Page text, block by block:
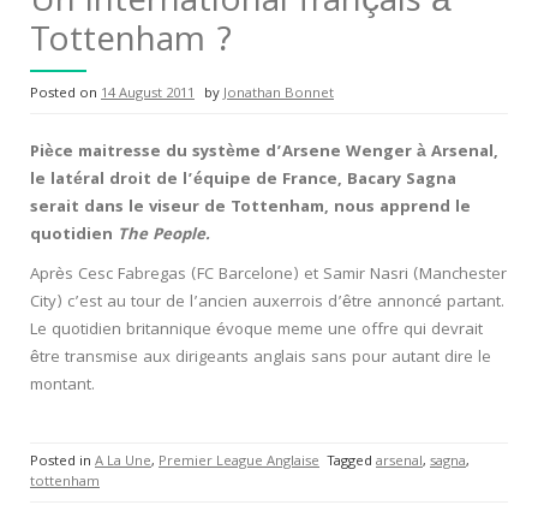
Tottenham ?
Posted on 14 August 2011 byJonathan Bonnet
Pièce maitresse du système d’Arsene Wenger à Arsenal,
le latéral droit de l’équipe de France, Bacary Sagna
serait dans le viseur de Tottenham, nous apprend le
quotidien The People.
Après Cesc Fabregas (FC Barcelone) et Samir Nasri (Manchester
City) c’est au tour de l’ancien auxerrois d’être annoncé partant.
Le quotidien britannique évoque meme une offre qui devrait
être transmise aux dirigeants anglais sans pour autant dire le
montant.
Posted in A La Une, Premier League Anglaise Tagged arsenal, sagna,
tottenham